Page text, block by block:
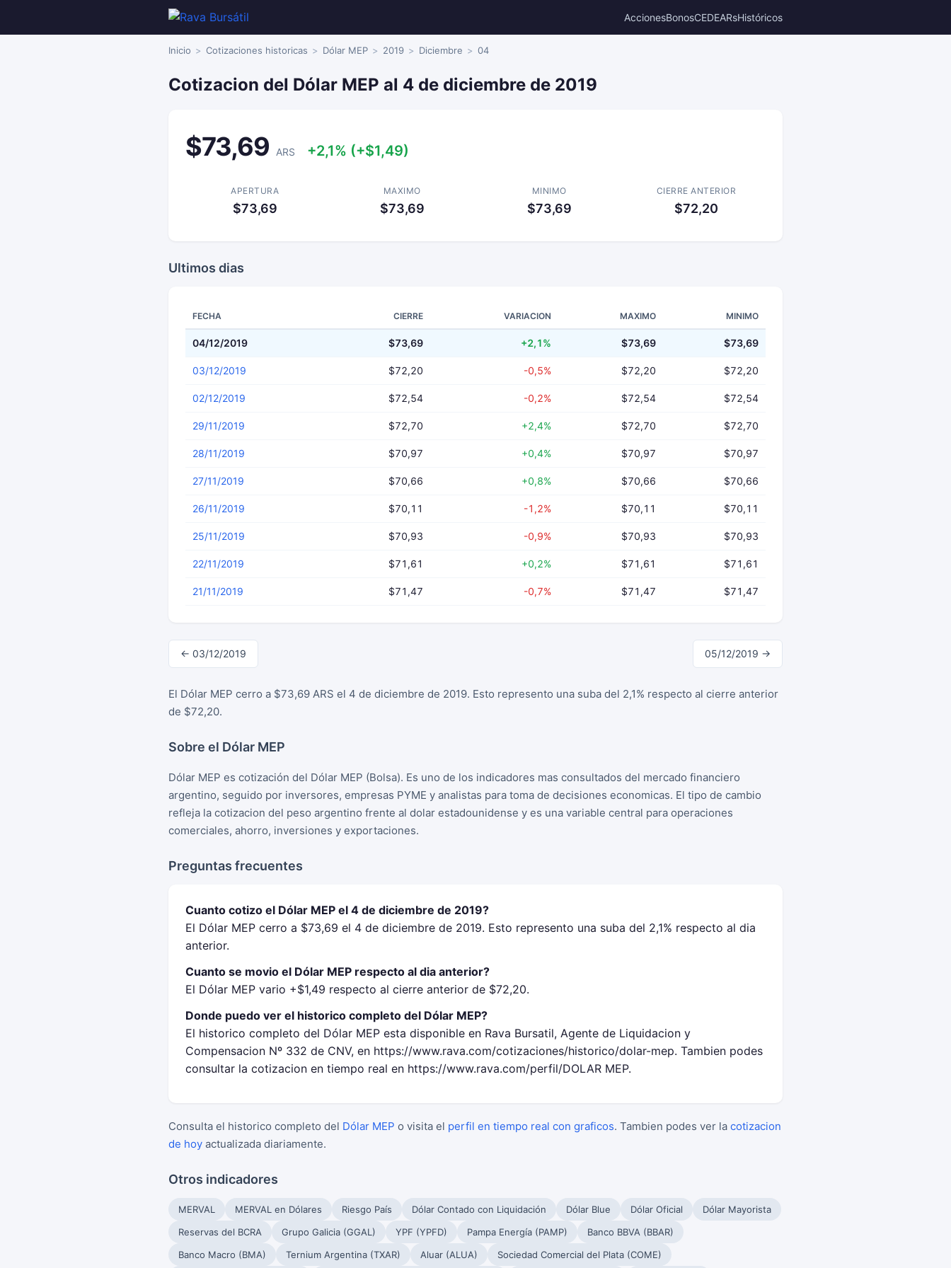
AccionesBonosCEDEARsHistóricos
Inicio Cotizaciones historicas Dólar MEP 2019 Diciembre 04
Cotizacion del Dólar MEP al 4 de diciembre de 2019
$73,69 ARS +2,1% (+$1,49)
APERTURA
$73,69
MAXIMO
$73,69
MINIMO
$73,69
CIERRE ANTERIOR
$72,20
Ultimos dias
FECHA CIERRE VARIACION MAXIMO MINIMO
04/12/2019 $73,69 +2,1% $73,69 $73,69
03/12/2019 $72,20 -0,5% $72,20 $72,20
02/12/2019 $72,54 -0,2% $72,54 $72,54
29/11/2019 $72,70 +2,4% $72,70 $72,70
28/11/2019 $70,97 +0,4% $70,97 $70,97
27/11/2019 $70,66 +0,8% $70,66 $70,66
26/11/2019 $70,11 -1,2% $70,11 $70,11
25/11/2019 $70,93 -0,9% $70,93 $70,93
22/11/2019 $71,61 +0,2% $71,61 $71,61
21/11/2019 $71,47 -0,7% $71,47 $71,47
← 03/12/2019 05/12/2019 →
El Dólar MEP cerro a $73,69 ARS el 4 de diciembre de 2019. Esto represento una suba del 2,1% respecto al cierre anterior
de $72,20.
Sobre el Dólar MEP
Dólar MEP es cotización del Dólar MEP (Bolsa). Es uno de los indicadores mas consultados del mercado financiero
argentino, seguido por inversores, empresas PYME y analistas para toma de decisiones economicas. El tipo de cambio
refleja la cotizacion del peso argentino frente al dolar estadounidense y es una variable central para operaciones
comerciales, ahorro, inversiones y exportaciones.
Preguntas frecuentes
Cuanto cotizo el Dólar MEP el 4 de diciembre de 2019?
El Dólar MEP cerro a $73,69 el 4 de diciembre de 2019. Esto represento una suba del 2,1% respecto al dia
anterior.
Cuanto se movio el Dólar MEP respecto al dia anterior?
El Dólar MEP vario +$1,49 respecto al cierre anterior de $72,20.
Donde puedo ver el historico completo del Dólar MEP?
El historico completo del Dólar MEP esta disponible en Rava Bursatil, Agente de Liquidacion y
Compensacion Nº 332 de CNV, en https://www.rava.com/cotizaciones/historico/dolar-mep. Tambien podes
consultar la cotizacion en tiempo real en https://www.rava.com/perfil/DOLAR MEP.
Consulta el historico completo del Dólar MEP o visita el perfil en tiempo real con graficos. Tambien podes ver la cotizacion
de hoy actualizada diariamente.
Otros indicadores
MERVAL MERVAL en Dólares Riesgo País Dólar Contado con Liquidación Dólar Blue Dólar Oficial
Dólar Mayorista
Reservas del BCRA
Grupo Galicia (GGAL) YPF (YPFD) Pampa Energía (PAMP)
Banco BBVA (BBAR)
Banco Macro (BMA)
Ternium Argentina (TXAR) Aluar (ALUA) Sociedad Comercial del Plata (COME)